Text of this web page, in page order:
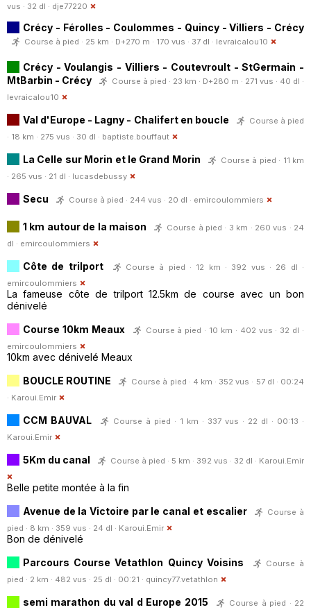
vus · 32 dl · dje77220
Crécy - Férolles - Coulommes - Quincy - Villiers - Crécy
Course à pied · 25 km · D+270 m · 170 vus · 37 dl · levraicalou10
Crécy - Voulangis - Villiers - Coutevroult - StGermain -
MtBarbin - Crécy
Course à pied · 23 km · D+280 m · 271 vus · 40 dl ·
levraicalou10
Val d'Europe - Lagny - Chalifert en boucle
Course à pied
· 18 km · 275 vus · 30 dl · baptiste.bouffaut
La Celle sur Morin et le Grand Morin
Course à pied · 11 km
· 265 vus · 21 dl · lucasdebussy
Secu Course à pied · 244 vus · 20 dl · emircoulommiers
1 km autour de la maison
Course à pied · 3 km · 260 vus · 24
dl · emircoulommiers
Côte de trilport
Course à pied · 12 km · 392 vus · 26 dl ·
emircoulommiers
La fameuse côte de trilport 12.5km de course avec un bon
dénivelé
Course 10km Meaux
Course à pied · 10 km · 402 vus · 32 dl ·
emircoulommiers
10km avec dénivelé Meaux
BOUCLE ROUTINE
Course à pied · 4 km · 352 vus · 57 dl · 00:24
· Karoui.Emir
CCM BAUVAL
Course à pied · 1 km · 337 vus · 22 dl · 00:13 ·
Karoui.Emir
5Km du canal Course à pied · 5 km · 392 vus · 32 dl · Karoui.Emir
Belle petite montée à la fin
Avenue de la Victoire par le canal et escalier
Course à
pied · 8 km · 359 vus · 24 dl · Karoui.Emir
Bon de dénivelé
Parcours Course Vetathlon Quincy Voisins
Course à
pied · 2 km · 482 vus · 25 dl · 00:21 · quincy77.vetathlon
semi marathon du val d Europe 2015 Course à pied · 22